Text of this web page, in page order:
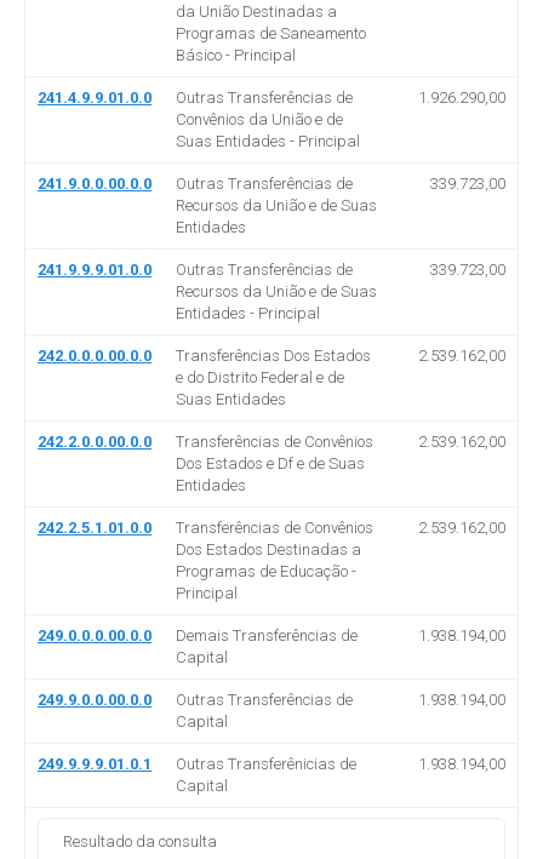
da União Destinadas a
Programas de Saneamento
Básico - Principal
241.4.9.9.01.0.0
Outras Transferências de
Convênios da União e de
Suas Entidades - Principal
1.926.290,00
241.9.0.0.00.0.0
Outras Transferências de
Recursos da União e de Suas
Entidades
339.723,00
241.9.9.9.01.0.0
Outras Transferências de
Recursos da União e de Suas
Entidades - Principal
339.723,00
242.0.0.0.00.0.0
Transferências Dos Estados
e do Distrito Federal e de
Suas Entidades
2.539.162,00
242.2.0.0.00.0.0
Transferências de Convênios
Dos Estados e Df e de Suas
Entidades
2.539.162,00
242.2.5.1.01.0.0
Transferências de Convênios
Dos Estados Destinadas a
Programas de Educação -
Principal
2.539.162,00
249.0.0.0.00.0.0
Demais Transferências de
Capital
1.938.194,00
249.9.0.0.00.0.0
Outras Transferências de
Capital
1.938.194,00
249.9.9.9.01.0.1
Outras Transferênicias de
Capital
1.938.194,00
Resultado da consulta